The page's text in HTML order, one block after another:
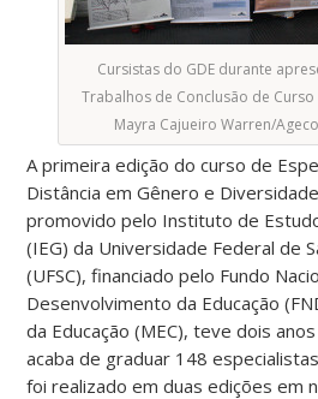
Cursistas do GDE durante
Trabalhos de Conclusão de Curso
Mayra Cajueiro Warren/
A primeira edição do curso de
Distância em Gênero e
promovido pelo Instituto de
(IEG) da Universidade Federal de
(UFSC), financiado pelo Fundo
Desenvolvimento da Educação
da Educação (MEC), teve dois
acaba de graduar 148
foi realizado em duas edições em